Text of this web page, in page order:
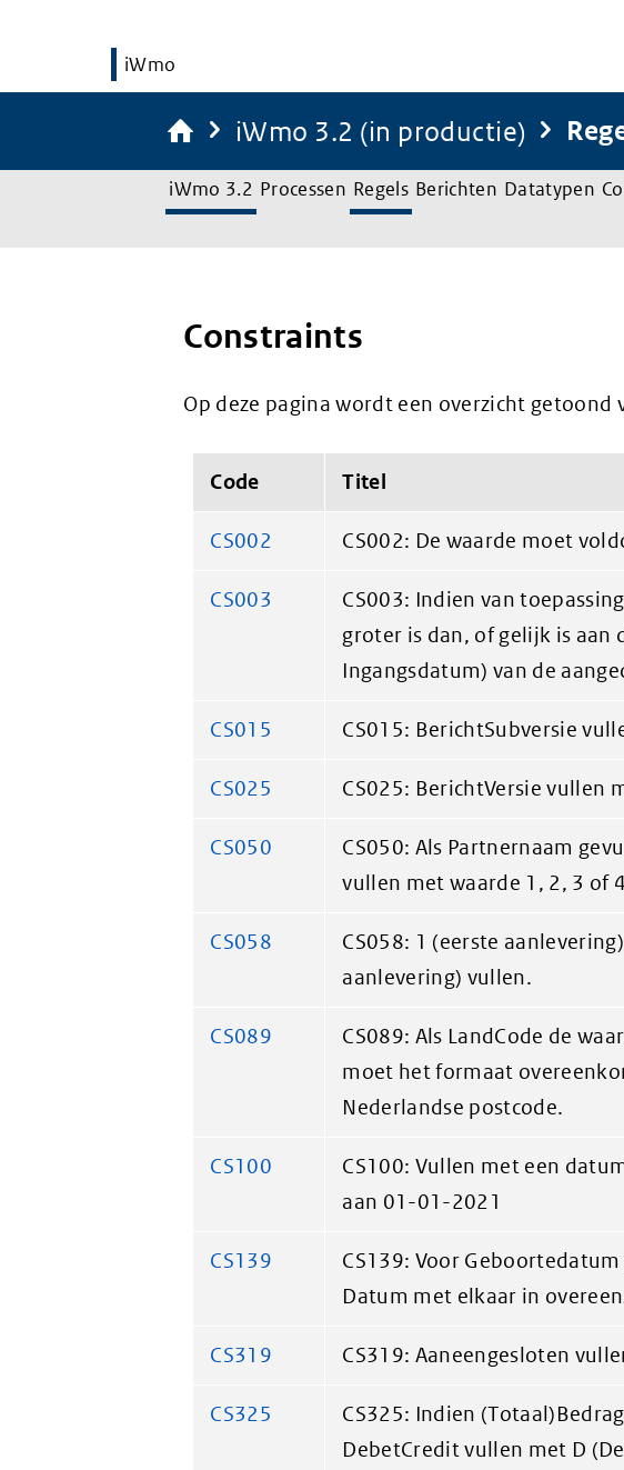
iWmo
iWmo 3.2 (in productie)
iWmo 3.2 Processen Regels Berichten Datatypen
Constraints
Op deze pagina wordt een overzicht
Code Titel
CS002 CS002: De waarde moet
CS003
CS003: Indien van
groter is dan, of gelijk is aan
Ingangsdatum) van de
CS015 CS015: BerichtSubversie
CS025 CS025: BerichtVersie vullen
CS050
CS050: Als Partnernaam
vullen met waarde 1, 2, 3 of
CS058
CS058: 1 (eerste
aanlevering) vullen.
CS089
CS089: Als LandCode de
moet het formaat
Nederlandse postcode.
CS100
CS100: Vullen met een
aan 01-01-2021
CS139
CS139: Voor
Datum met elkaar in
CS319 CS319: Aaneengesloten
CS325
CS325: Indien
DebetCredit vullen met D